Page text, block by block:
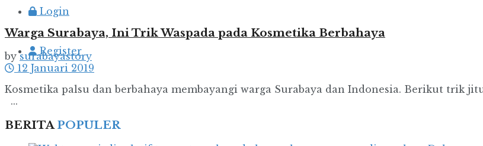
Login
Register
Warga Surabaya, Ini Trik Waspada pada Kosmetika Berbahaya
by surabayastory
12 Januari 2019
Kosmetika palsu dan berbahaya membayangi warga Surabaya dan Indonesia. Berikut trik
...
BERITAPOPULER